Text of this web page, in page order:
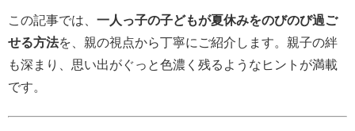
この記事では、 一人っ子の子どもが夏休みをのびのび過ご
せる方法を、親の視点から丁寧にご紹介します。親子の絆
も深まり、思い出がぐっと色濃く残るようなヒントが満載
です。